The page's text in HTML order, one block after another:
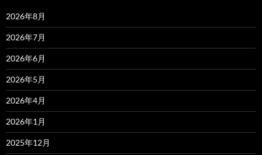
2026年8月
2026年7月
2026年6月
2026年5月
2026年4月
2026年1月
2025年12月